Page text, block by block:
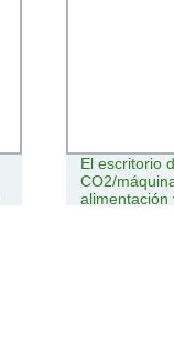
El escritorio
CO2/
alimentación